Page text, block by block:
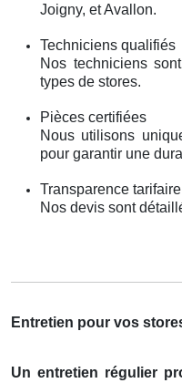
Joigny, et Avallon.
Techniciens qualifiés
Nos techniciens
types de stores.
Pièces certifiées
Nous utilisons
pour garantir une
Transparence tarifaire
Nos devis sont
Entretien pour vos
Un entretien régulier